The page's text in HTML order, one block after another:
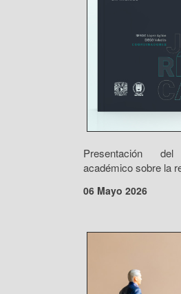
Presentación
académico sobre la
06 Mayo 2026